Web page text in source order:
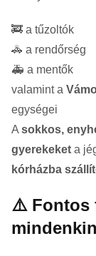
🚒 a tűzoltók
🚓 a rendőrség
🚑 a mentők
valamint a
egységei
A sokkos,
gyerekeket a
kórházba
⚠️ Fontos